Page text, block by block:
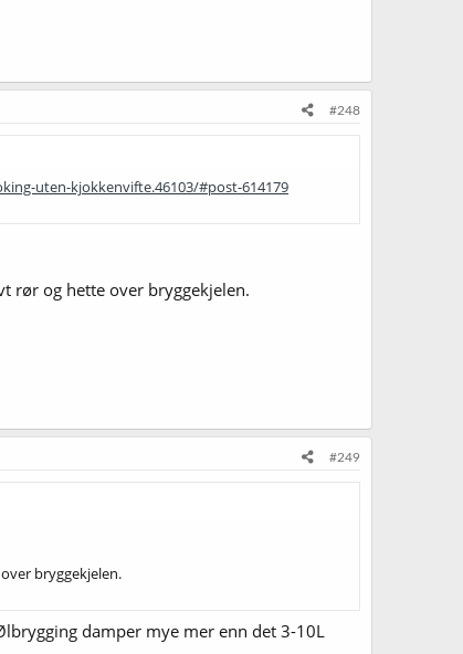
#248
uten-kjokkenvifte.46103/#post-614179
rør og hette over bryggekjelen.
#249
bryggekjelen.
damper mye mer enn det 3-10L